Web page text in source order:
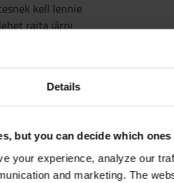
Details
but you can decide which ones
your experience, analyze our
and marketing. The
kell lennie
rajta járni